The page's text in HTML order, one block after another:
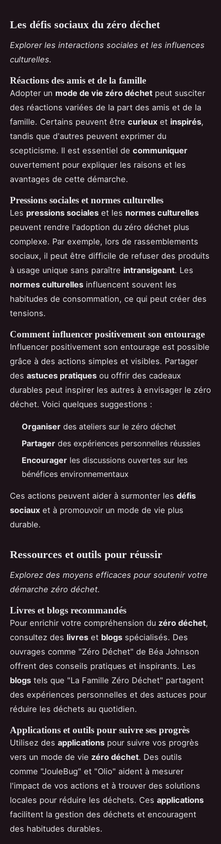
Les défis sociaux du zéro déchet
Explorer les interactions sociales et les influences
culturelles.
Réactions des amis et de la famille
Adopter un mode de vie zéro déchet peut susciter
des réactions variées de la part des amis et de la
famille. Certains peuvent être curieux et inspirés,
tandis que d'autres peuvent exprimer du
scepticisme. Il est essentiel de communiquer
ouvertement pour expliquer les raisons et les
avantages de cette démarche.
Pressions sociales et normes culturelles
Les pressions sociales et les normes culturelles
peuvent rendre l'adoption du zéro déchet plus
complexe. Par exemple, lors de rassemblements
sociaux, il peut être difficile de refuser des produits
à usage unique sans paraître intransigeant. Les
normes culturelles influencent souvent les
habitudes de consommation, ce qui peut créer des
tensions.
Comment influencer positivement son entourage
Influencer positivement son entourage est possible
grâce à des actions simples et visibles. Partager
des astuces pratiques ou offrir des cadeaux
durables peut inspirer les autres à envisager le zéro
déchet. Voici quelques suggestions :
Organiser des ateliers sur le zéro déchet
Partager des expériences personnelles réussies
Encourager les discussions ouvertes sur les
bénéfices environnementaux
Ces actions peuvent aider à surmonter les défis
sociaux et à promouvoir un mode de vie plus
durable.
Ressources et outils pour réussir
Explorez des moyens efficaces pour soutenir votre
démarche zéro déchet.
Livres et blogs recommandés
Pour enrichir votre compréhension du zéro déchet,
consultez des livres et blogs spécialisés. Des
ouvrages comme "Zéro Déchet" de Béa Johnson
offrent des conseils pratiques et inspirants. Les
blogs tels que "La Famille Zéro Déchet" partagent
des expériences personnelles et des astuces pour
réduire les déchets au quotidien.
Applications et outils pour suivre ses progrès
Utilisez des applications pour suivre vos progrès
vers un mode de vie zéro déchet. Des outils
comme "JouleBug" et "Olio" aident à mesurer
l'impact de vos actions et à trouver des solutions
locales pour réduire les déchets. Ces applications
facilitent la gestion des déchets et encouragent
des habitudes durables.